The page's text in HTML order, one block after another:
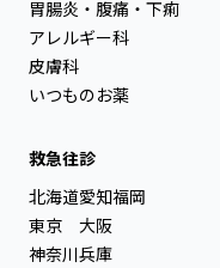
胃腸炎・腹痛・下痢
アレルギー科
皮膚科
いつものお薬
救急往診
北海道
東京
神奈川
愛知
大阪
兵庫
福岡